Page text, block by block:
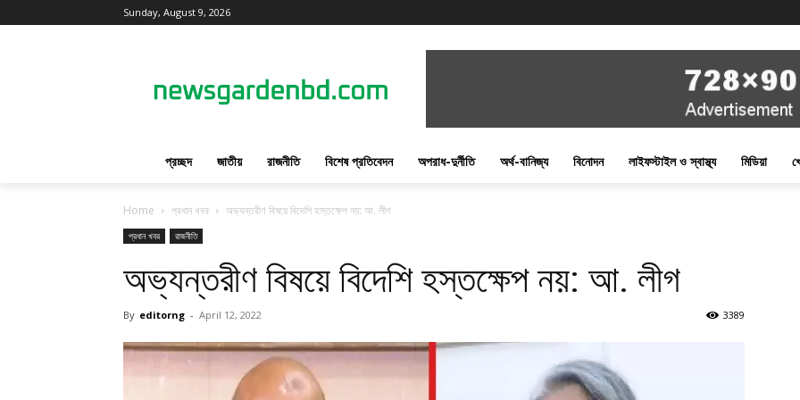
Sunday, August 9, 2026
প্রচ্ছদ জাতীয় রাজনীতি বিশেষ প্রতিবেদন অপরাধ-দুর্নীতি অর্থ-বানিজ্য বিনোদন লাইফস্টাইল ও স্বাস্থ্য মিডিয়া
Home প্রধান খবর অভ্যন্তরীণ বিষয়ে বিদেশি হস্তক্ষেপ নয়: আ. লীগ
প্রধান খবর রাজনীতি
অভ্যন্তরীণ বিষয়ে বিদেশি হস্তক্ষেপ নয়: আ. লীগ
By editorng - April 12, 2022 3389